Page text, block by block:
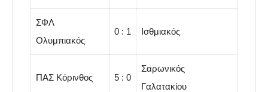
ΣΦΛ
Ολυμπιακός
0 : 1 Ισθμιακός
ΠΑΣ Κόρινθος 5 : 0
Σαρωνικός
Γαλατακίου